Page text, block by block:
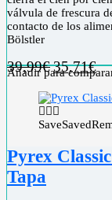
válvula de frescura
contacto de los
Bölstler
39,99€35,71€
Añadir para
SaveSaved
Pyrex
Tapa